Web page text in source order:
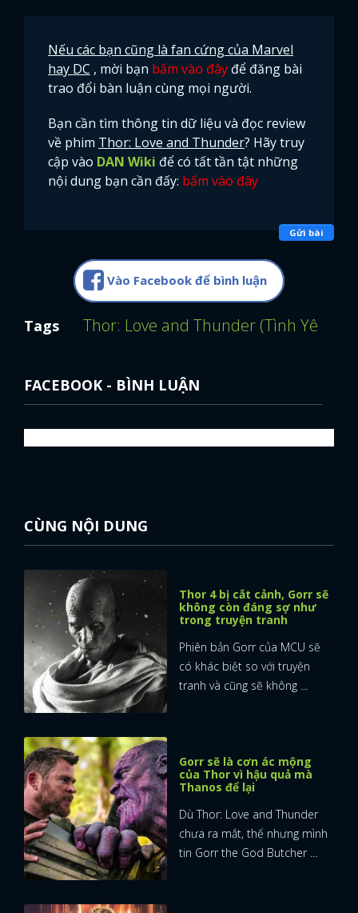
ĐĂNG NHẬP
Nếu các bạn cũng là fan cứng của Marvel
hay DC , mời bạn bấm vào đây để đăng bài
trao đổi bàn luận cùng mọi người.
Bạn cần tìm thông tin dữ liệu và đọc review
về phim Thor: Love and Thunder? Hãy truy
cập vào DAN Wiki để có tất tần tật những
nội dung bạn cần đấy: bấm vào đây
Gửi bài
Vào Facebook để bình luận
Tags Thor: Love and Thunder (Tình Yêu Và
FACEBOOK - BÌNH LUẬN
CÙNG NỘI DUNG
Thor 4 bị cắt cảnh, Gorr sẽ
không còn đáng sợ như
trong truyện tranh
Phiên bản Gorr của MCU sẽ
có khác biệt so với truyện
tranh và cũng sẽ không ...
Gorr sẽ là cơn ác mộng
của Thor vì hậu quả mà
Thanos để lại
Dù Thor: Love and Thunder
chưa ra mắt, thế nhưng mình
tin Gorr the God Butcher ...